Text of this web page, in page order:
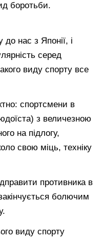
боротьби.
нас з Японії, і
серед
виду спорту все
спортсмени в
з величезною
на підлогу,
свою міць, техніку
противника в
болючим
виду спорту